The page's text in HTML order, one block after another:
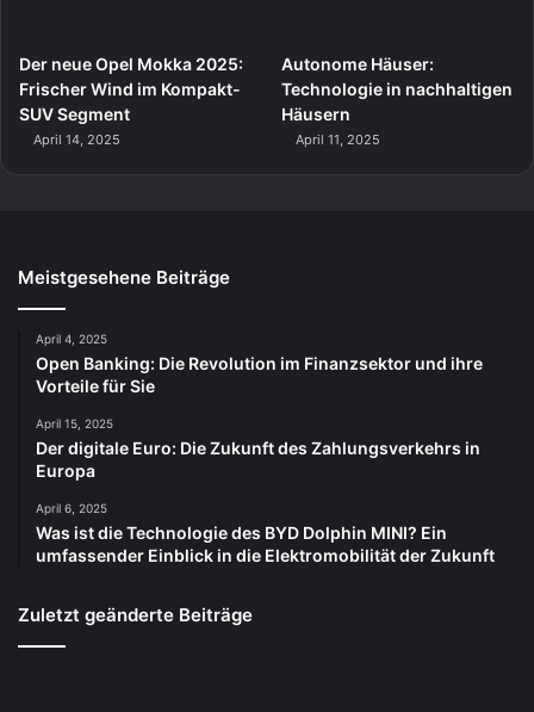
Der neue Opel Mokka 2025:
Frischer Wind im Kompakt-
SUV Segment
April 14, 2025
Autonome Häuser:
Technologie in nachhaltigen
Häusern
April 11, 2025
Meistgesehene Beiträge
April 4, 2025
Open Banking: Die Revolution im Finanzsektor und ihre
Vorteile für Sie
April 15, 2025
Der digitale Euro: Die Zukunft des Zahlungsverkehrs in
Europa
April 6, 2025
Was ist die Technologie des BYD Dolphin MINI? Ein
umfassender Einblick in die Elektromobilität der Zukunft
Zuletzt geänderte Beiträge